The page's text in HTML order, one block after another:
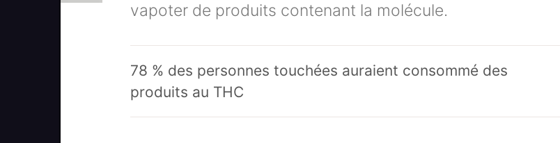
vapoter de produits contenant la molécule.
78 % des personnes touchées auraient consommé des
produits au THC